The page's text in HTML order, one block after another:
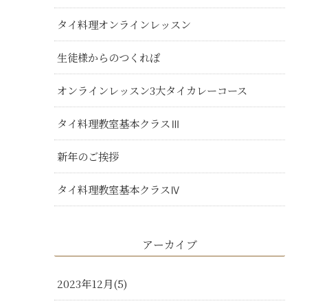
タイ料理オンラインレッスン
生徒様からのつくれぽ
オンラインレッスン3大タイカレーコース
タイ料理教室基本クラスⅢ
新年のご挨拶
タイ料理教室基本クラスⅣ
アーカイブ
2023年12月 5